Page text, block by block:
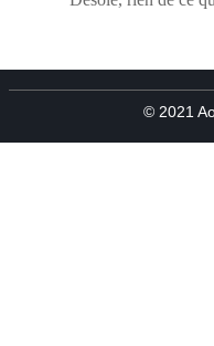
© 2021